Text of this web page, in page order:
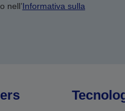
nell’Informativa sulla